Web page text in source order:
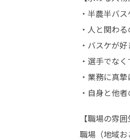
・半農半バ
・人と関わ
・バスケが
・選手でな
・業務に真
・自身と他
【職場の雰囲
職場（地域お